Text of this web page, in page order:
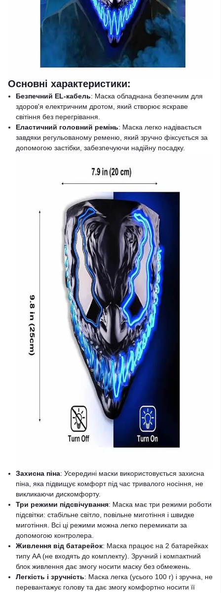
Основні характеристики:
Безпечний EL-кабель: Маска обладнана безпечним для
здоров'я електричним дротом, який створює яскраве
світіння без перегрівання.
Еластичний головний ремінь: Маска легко надівається
завдяки регульованому ременю, який зручно фіксується за
допомогою застібки, забезпечуючи надійну посадку.
Захисна піна: Усередині маски використовується захисна
піна, яка підвищує комфорт під час тривалого носіння, не
викликаючи дискомфорту.
Три режими підсвічування: Маска має три режими роботи
підсвітки: стабільне світло, повільне миготіння і швидке
миготіння. Всі ці режими можна легко перемикати за
допомогою контролера.
Живлення від батарейок: Маска працює на 2 батарейках
типу AA (не входять до комплекту). Зручний і компактний
блок живлення дає змогу носити маску без обмежень.
Легкість і зручність: Маска легка (усього 100 г) і зручна, не
перевантажує голову та дає змогу комфортно носити її